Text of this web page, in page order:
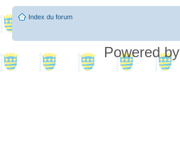
Index du forum
Powered by